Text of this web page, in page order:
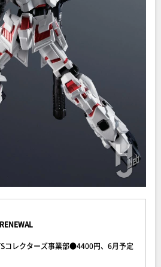
コレクターズ事業部●4400円、6月予定